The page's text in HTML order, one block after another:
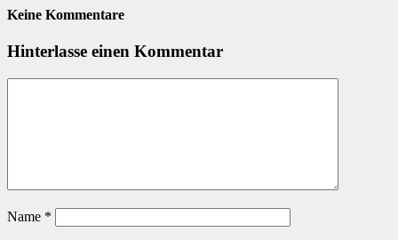
Keine Kommentare
Hinterlasse einen Kommentar
Name *